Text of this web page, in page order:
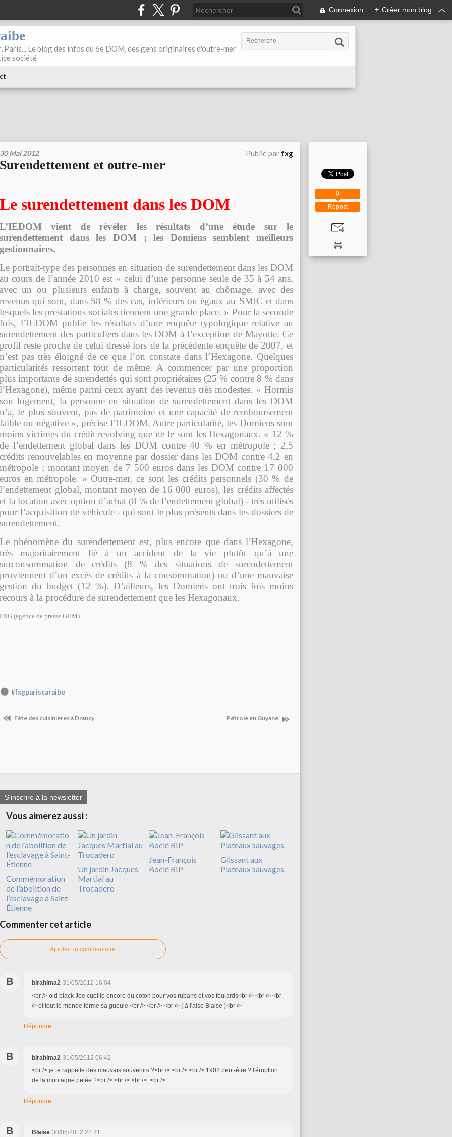
Connexion + Créer mon blog
Paris... Le blog des infos du 6e DOM, des gens originaires d'outre-mer
société
30 Mai 2012 Publié par fxg
Surendettement et outre-mer
Le surendettement dans les DOM
L’IEDOM vient de révéler les résultats d’une étude sur le
surendettement dans les DOM ; les Domiens semblent meilleurs
gestionnaires.
Le portrait-type des personnes en situation de surendettement dans les DOM
au cours de l’année 2010 est « celui d’une personne seule de 35 à 54 ans,
avec un ou plusieurs enfants à charge, souvent au chômage, avec des
revenus qui sont, dans 58 % des cas, inférieurs ou égaux au SMIC et dans
lesquels les prestations sociales tiennent une grande place. » Pour la seconde
fois, l’IEDOM publie les résultats d’une enquête typologique relative au
surendettement des particuliers dans les DOM à l’exception de Mayotte. Ce
profil reste proche de celui dressé lors de la précédente enquête de 2007, et
n’est pas très éloigné de ce que l’on constate dans l’Hexagone. Quelques
particularités ressortent tout de même. A commencer par une proportion
plus importante de surendettés qui sont propriétaires (25 % contre 8 % dans
l’Hexagone), même parmi ceux ayant des revenus très modestes. « Hormis
son logement, la personne en situation de surendettement dans les DOM
n’a, le plus souvent, pas de patrimoine et une capacité de remboursement
faible ou négative », précise l’IEDOM. Autre particularité, les Domiens sont
moins victimes du crédit revolving que ne le sont les Hexagonaux. « 12 %
de l’endettement global dans les DOM contre 40 % en métropole ; 2,5
crédits renouvelables en moyenne par dossier dans les DOM contre 4,2 en
métropole ; montant moyen de 7 500 euros dans les DOM contre 17 000
euros en métropole. » Outre-mer, ce sont les crédits personnels (30 % de
l’endettement global, montant moyen de 16 000 euros), les crédits affectés
et la location avec option d’achat (8 % de l’endettement global) - très utilisés
pour l’acquisition de véhicule - qui sont le plus présents dans les dossiers de
surendettement.
Le phénomène du surendettement est, plus encore que dans l’Hexagone,
très majoritairement lié à un accident de la vie plutôt qu’à une
surconsommation de crédits (8 % des situations de surendettement
proviennent d’un excès de crédits à la consommation) ou d’une mauvaise
gestion du budget (12 %). D’ailleurs, les Domiens ont trois fois moins
recours à la procédure de surendettement que les Hexagonaux.
FXG (agence de presse GHM)
#fxgpariscaraibe
Fête des cuisinières à Drancy Pétrole en Guyane
S'inscrire à la newsletter
Vous aimerez aussi :
Commémoration
de l’abolition de
l’esclavage à Saint-
Étienne
Un jardin Jacques
Martial au
Trocadero
Jean-François
Boclé RIP
Glissant aux
Plateaux sauvages
Commenter cet article
Ajouter un commentaire
B birahima2 31/05/2012 16:04
<br /> old black Joe cueille encore du coton pour vos rubans et vos foulards<br /> <br /> <br
/> et tout le monde ferme sa gueule.<br /> <br /> <br /> ( à l'aise Blaise )<br />
Répondre
B birahima2 31/05/2012 06:42
<br /> je te rappelle des mauvais souvenirs ?<br /> <br /> <br /> 1902 peut-être ? l'éruption
de la montagne pelée ?<br /> <br /> <br /> <br />
Répondre
B Blaise 30/05/2012 22:31
Repost
0